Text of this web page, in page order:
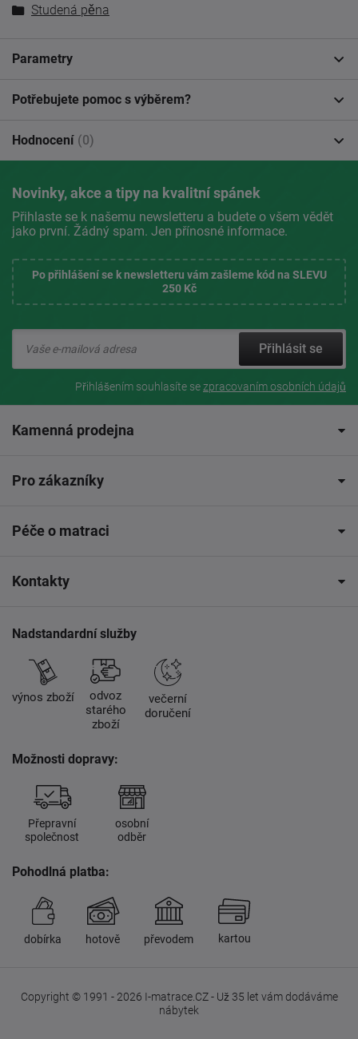
Studená pěna
Parametry
Potřebujete pomoc s výběrem?
Hodnocení (0)
Novinky, akce a tipy na kvalitní spánek
Přihlaste se k našemu newsletteru a budete o všem vědět
jako první. Žádný spam. Jen přínosné informace.
Po přihlášení se k newsletteru vám zašleme kód na SLEVU
250 Kč
Přihlásit se
Přihlášením souhlasíte sezpracovaním osobních údajů
Kamenná prodejna
Pro zákazníky
Péče o matraci
Kontakty
Nadstandardní služby
výnos zboží
odvoz
starého
zboží
večerní
doručení
Možnosti dopravy:
Přepravní
společnost
osobní
odběr
Pohodlná platba:
dobírka hotově převodem kartou
Copyright © 1991 - 2026 I-matrace.CZ - Už 35 let vám dodáváme
nábytek